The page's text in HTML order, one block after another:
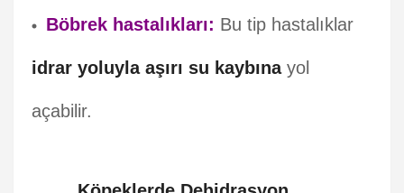
Böbrek hastalıkları: Bu tip hastalıklar
idrar yoluyla aşırı su kaybınayol
açabilir.